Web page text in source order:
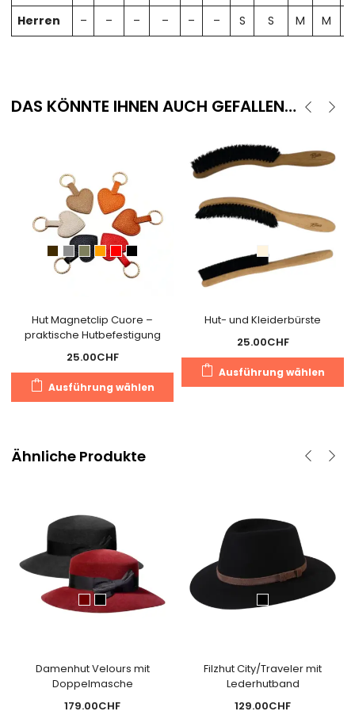
Herren
– – – – – – S S M M
DAS KÖNNTE IHNEN AUCH GEFALLEN…
Hut Magnetclip Cuore –
praktische Hutbefestigung
25.00CHF
Ausführung wählen
Dieses
Produkt
Produktseite
gewählt
Hut- und Kleiderbürste
25.00CHF
Ausführung wählen
Ähnliche Produkte
Damenhut Velours mit
Doppelmasche
179.00CHF
Filzhut City/Traveler mit
Lederhutband
129.00CHF